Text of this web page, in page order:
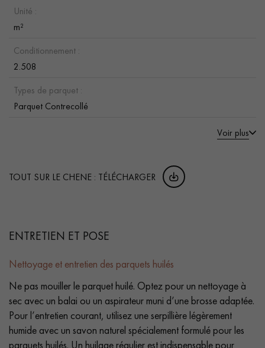
Unité :
m²
Conditionnement :
2.508
Types de parquet :
Parquet Contrecollé
Voir plus
TOUT SUR LE CHENE : TÉLÉCHARGER
ENTRETIEN ET POSE
Nettoyage et entretien des parquets huilés
Ne pas mouiller le parquet huilé. Optez pour un nettoyage à
sec avec un balai ou un aspirateur muni d’une brosse adaptée.
Pour l’entretien courant, utilisez une serpillière légèrement
humide avec un savon naturel spécialement formulé pour les
parquets huilés. Un huilage régulier est indispensable pour